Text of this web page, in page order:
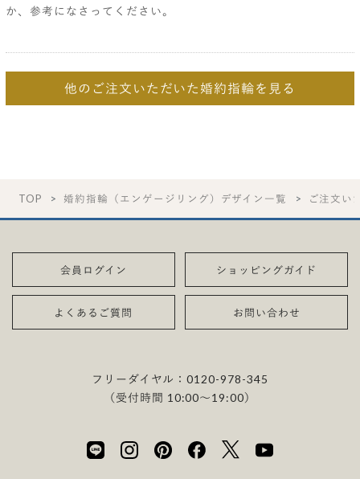
か、参考になさってください。
他のご注文いただいた婚約指輪を見る
TOP 婚約指輪（エンゲージリング）デザイン一覧 ご注文い
会員ログイン ショッピングガイド
よくあるご質問 お問い合わせ
フリーダイヤル：0120-978-345
（受付時間 10:00〜19:00）